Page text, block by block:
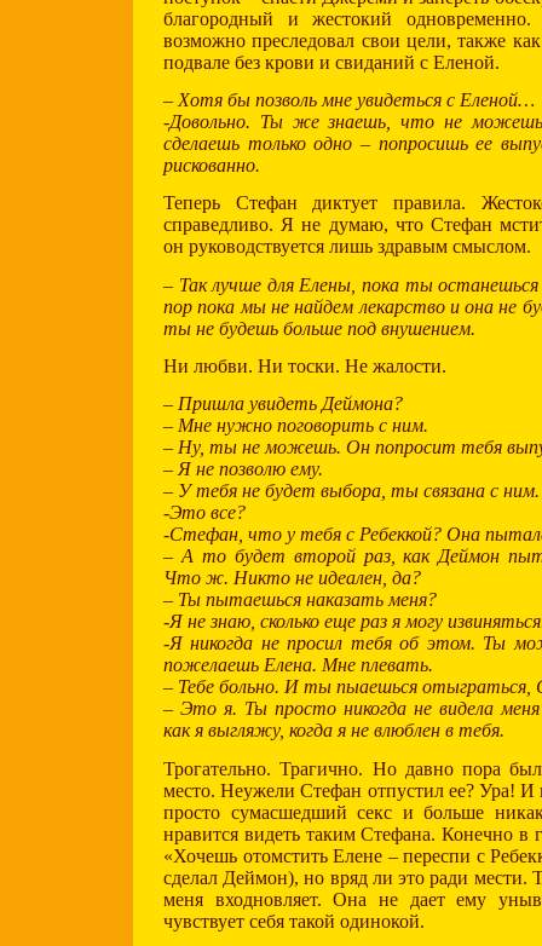
благородный и жестокий
возможно преследовал свои цели, также
подвале без крови и свиданий с Еленой.
– Хотя бы позволь мне увидеться с Еленой…
-Довольно. Ты же знаешь, что не
сделаешь только одно – попросишь ее
рискованно.
Теперь Стефан диктует правила.
справедливо. Я не думаю, что Стефан
он руководствуется лишь здравым смыслом.
– Так лучше для Елены, пока ты
пор пока мы не найдем лекарство и она не
ты не будешь больше под внушением.
Ни любви. Ни тоски. Не жалости.
– Пришла увидеть Деймона?
– Мне нужно поговорить с ним.
– Ну, ты не можешь. Он попросит тебя
– Я не позволю ему.
– У тебя не будет выбора, ты связана с ним.
-Это все?
-Стефан, что у тебя с Ребеккой? Она
– А то будет второй раз, как Деймон
Что ж. Никто не идеален, да?
– Ты пытаешься наказать меня?
-Я не знаю, сколько еще раз я могу
-Я никогда не просил тебя об этом. Ты
пожелаешь Елена. Мне плевать.
– Тебе больно. И ты пыаешься
– Это я. Ты просто никогда не видела
как я выгляжу, когда я не влюблен в тебя.
Трогательно. Трагично. Но давно пора
место. Неужели Стефан отпустил ее? Ура! И
просто сумасшедший секс и больше
нравится видеть таким Стефана. Конечно в
«Хочешь отомстить Елене – переспи с
сделал Деймон), но вряд ли это ради мести.
меня входновляет. Она не дает ему
чувствует себя такой одинокой.